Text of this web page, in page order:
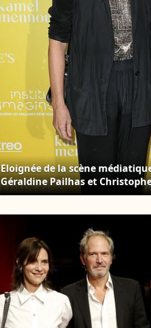
Eloignée de la scène
Géraldine Pailhas et
soirée "Heroes for Imagine",